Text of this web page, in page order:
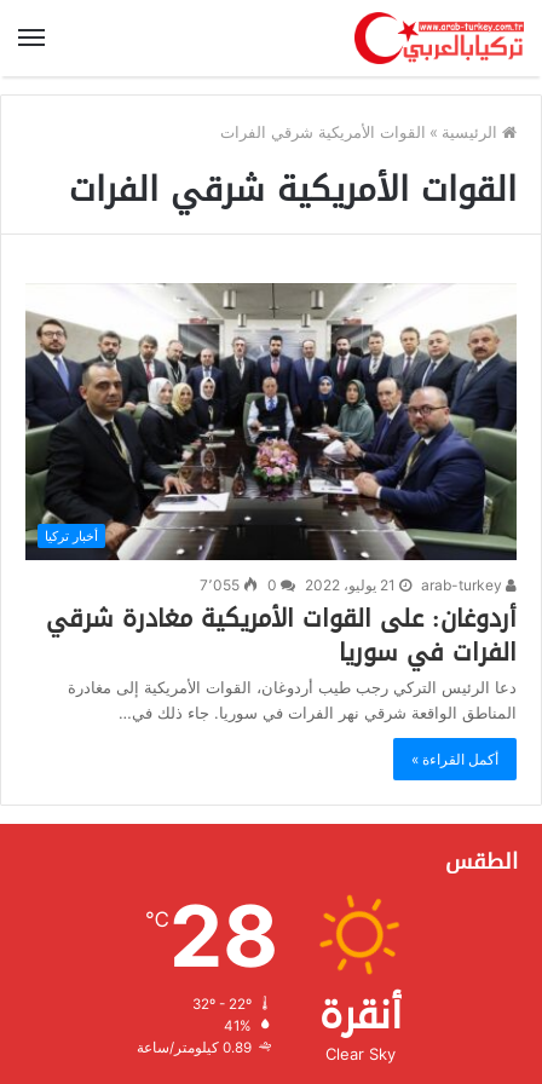
الرئيسية » القوات الأمريكية شرقي الفرات
القوات الأمريكية شرقي الفرات
أخبار تركيا
21 يوليو، 2022 7٬055
أردوغان: على القوات الأمريكية مغادرة شرقي
الفرات في سوريا
دعا الرئيس التركي رجب طيب أردوغان، القوات الأمريكية إلى مغادرة
المناطق الواقعة شرقي نهر الفرات في سوريا. جاء ذلك في…
أكمل القراءة »
الطقس
أنقرة
Clear Sky
28
℃
الرطوبة:
الرياح: